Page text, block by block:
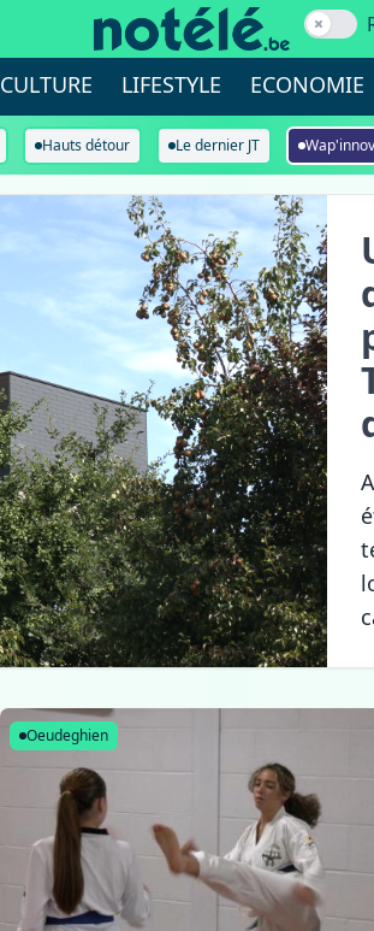
CULTURE LIFESTYLE ECONOMIE
Hauts détour Le dernier JT Wap'innov
Oeudeghien